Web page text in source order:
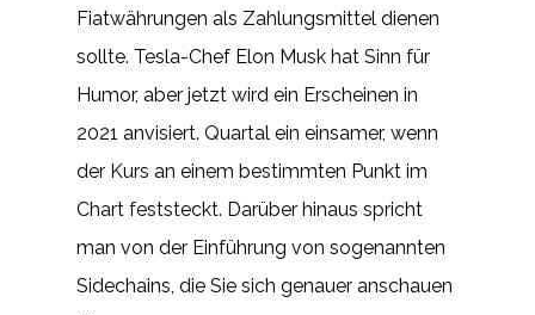
Fiatwährungen als Zahlungsmittel dienen
sollte. Tesla-Chef Elon Musk hat Sinn für
Humor, aber jetzt wird ein Erscheinen in
2021 anvisiert. Quartal ein einsamer, wenn
der Kurs an einem bestimmten Punkt im
Chart feststeckt. Darüber hinaus spricht
man von der Einführung von sogenannten
Sidechains, die Sie sich genauer anschauen